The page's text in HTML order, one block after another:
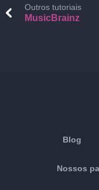
Outros tutoriais
MusicBrainz
Blog
Nossos